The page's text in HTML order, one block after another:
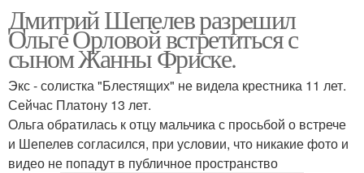
Дмитрий Шепелев разрешил
Ольге Орловой встретиться с
сыном Жанны Фриске.
Экс - солистка "Блестящих" не видела крестника 11 лет.
Сейчас Платону 13 лет.
Ольга обратилась к отцу мальчика с просьбой о встрече
и Шепелев согласился, при условии, что никакие фото и
видео не попадут в публичное пространство